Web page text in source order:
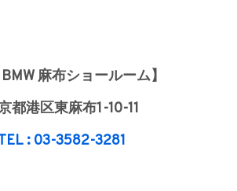
BMW 麻布ショールーム】
都港区東麻布1-10-11
: 03-3582-3281